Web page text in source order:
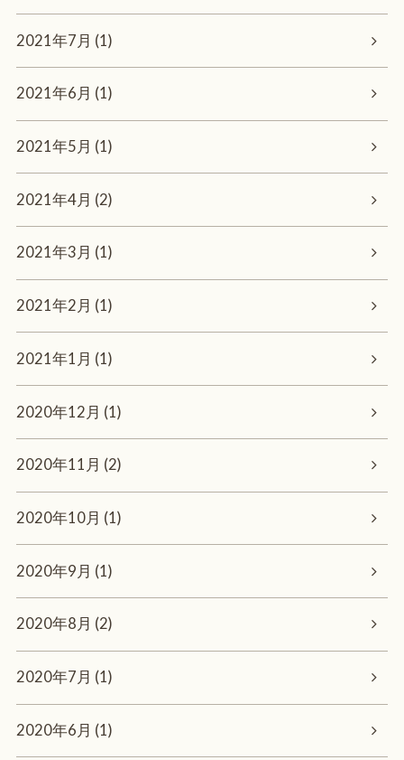
2021年7月 (1)
2021年6月 (1)
2021年5月 (1)
2021年4月 (2)
2021年3月 (1)
2021年2月 (1)
2021年1月 (1)
2020年12月 (1)
2020年11月 (2)
2020年10月 (1)
2020年9月 (1)
2020年8月 (2)
2020年7月 (1)
2020年6月 (1)